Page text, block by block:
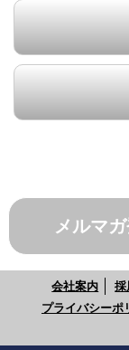
メルマ
会社案内 採
プライバシーポ